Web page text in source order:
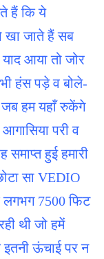
हैं कि ये
खा जाते हैं सब
आया तो जोर
हंस पड़े व बोले-
हम यहाँ रुकेंगे
परी व
हुई हमारी
सा VEDIO
7500 फिट
थी जो हमें
इतनी ऊंचाई पर न